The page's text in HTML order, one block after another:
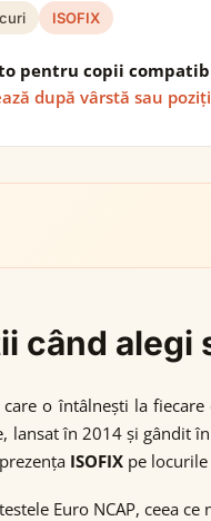
ISOFIX
pentru copii
după vârstă sau
când alegi
o întâlnești la
lansat în 2014 și gândit
ISOFIX pe
Euro NCAP, ceea